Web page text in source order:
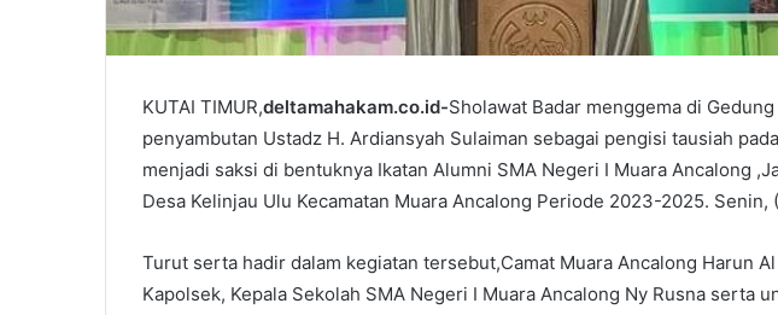
KUTAI TIMUR,deltamahakam.co.id-Sholawat Badar menggema di
penyambutan Ustadz H. Ardiansyah Sulaiman sebagai pengisi tausiah
menjadi saksi di bentuknya Ikatan Alumni SMA Negeri I Muara Ancalong
Desa Kelinjau Ulu Kecamatan Muara Ancalong Periode 2023-2025. Senin,
Turut serta hadir dalam kegiatan tersebut,Camat Muara Ancalong Harun
Kapolsek, Kepala Sekolah SMA Negeri I Muara Ancalong Ny Rusna serta